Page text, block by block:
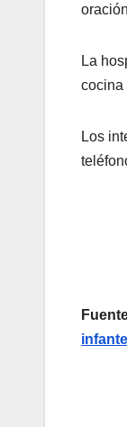
La
cocina
Los